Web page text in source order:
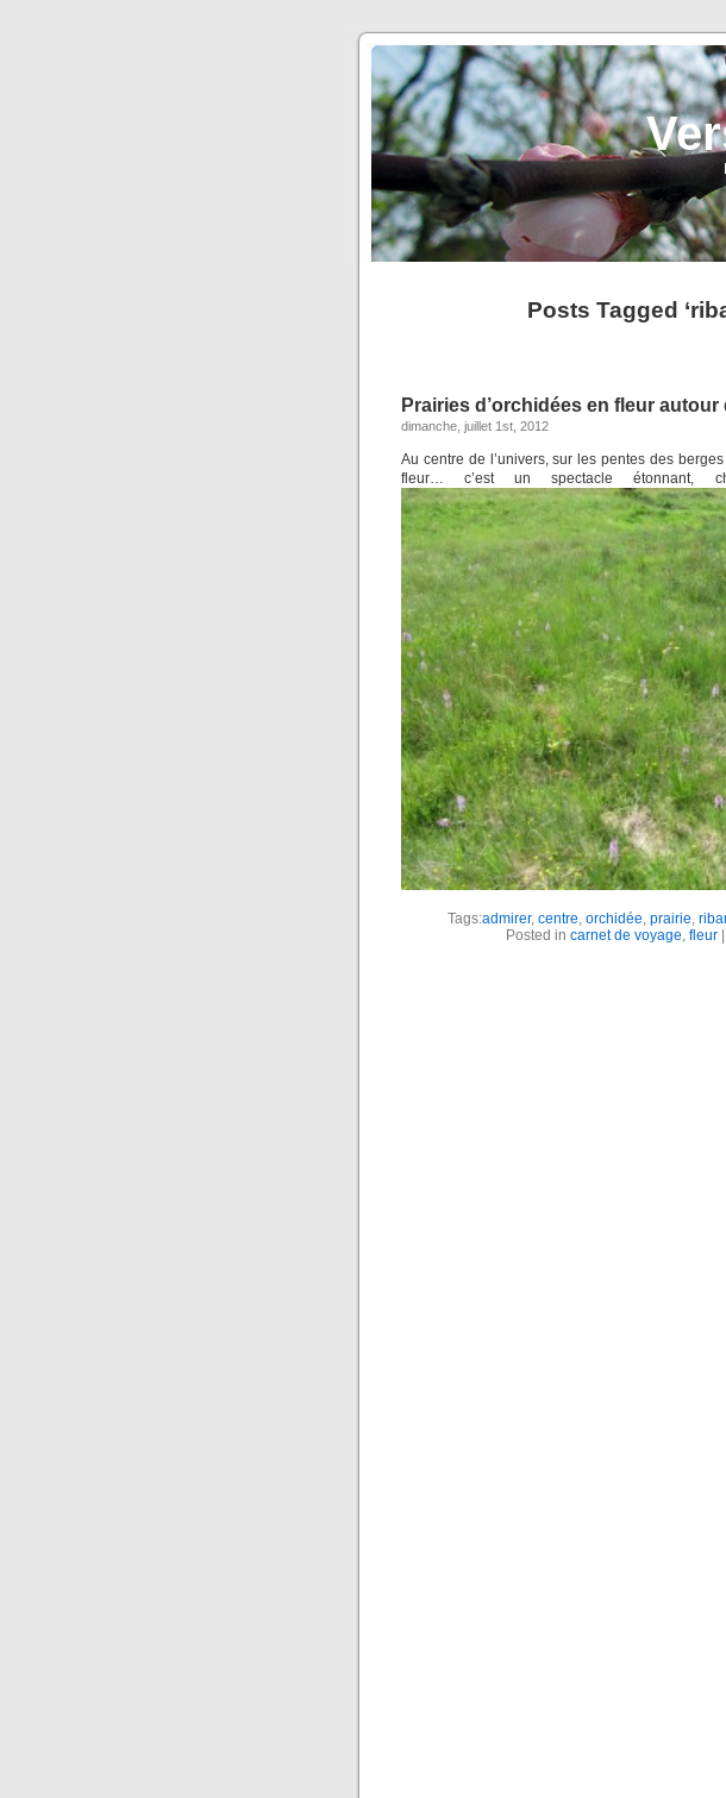
Posts Tagged
Prairies d’orchidées en fleur
dimanche, juillet 1st, 2012
Au centre de l’univers, sur les pentes des
fleur… c’est un spectacle étonnant,
Tags:admirer, centre orchidée prairie
Posted in carnet de voyage fleur|